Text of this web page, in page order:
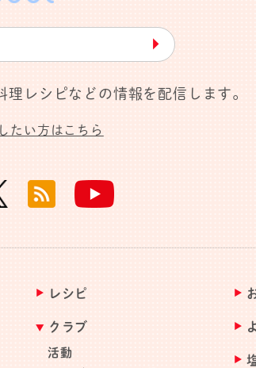
▶︎
レシピなどの情報を配信します。
たい方はこちら
レシピ
クラブ
活動